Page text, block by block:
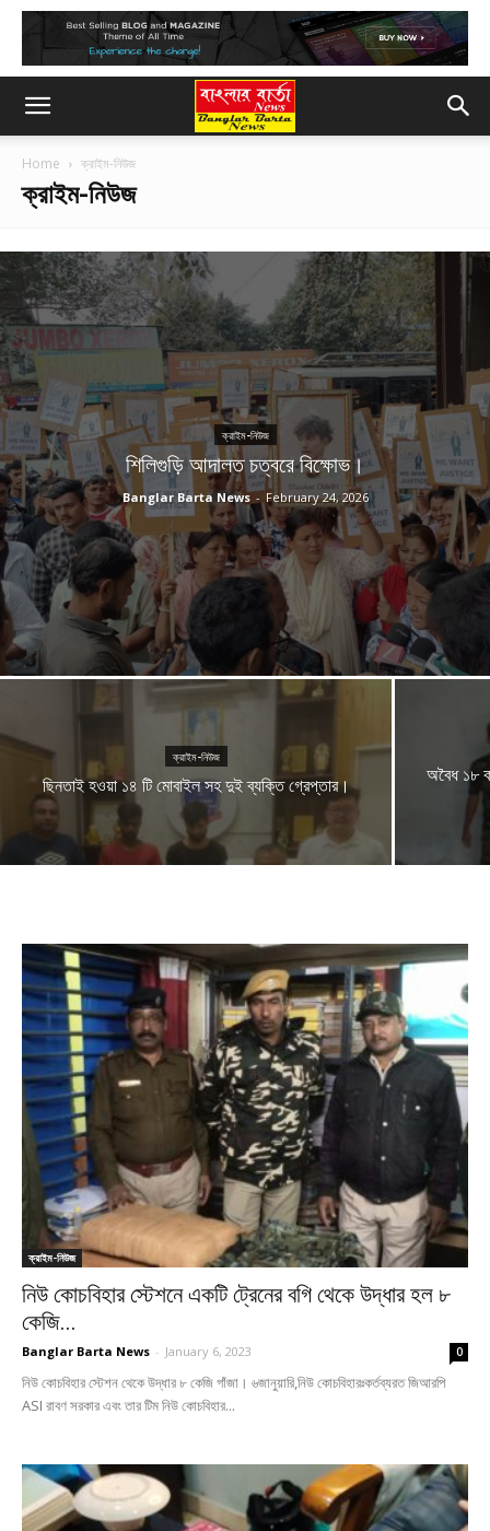
Home ক্রাইম-নিউজ
ক্রাইম-নিউজ
ক্রাইম-নিউজ
শিলিগুড়ি আদালত চত্বরে বিক্ষোভ।
Banglar Barta News - February 24, 2026
ক্রাইম-নিউজ
ছিনতাই হওয়া ১৪ টি মোবাইল সহ দুই ব্যক্তি গ্রেপ্তার।
অবৈধ ১৮
ক্রাইম-নিউজ
নিউ কোচবিহার স্টেশনে একটি ট্রেনের বগি থেকে উদ্ধার হল ৮
কেজি...
Banglar Barta News - January 6, 2023 0
নিউ কোচবিহার স্টেশন থেকে উদ্ধার ৮ কেজি গাঁজা। ৬জানুয়ারি,নিউ কোচবিহারঃকর্তব্যরত জিআরপি
ASI রাবণ সরকার এবং তার টিম নিউ কোচবিহার...